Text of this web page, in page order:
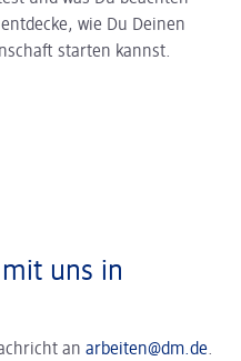
wie Du Deinen
starten kannst.
uns in
an arbeiten@dm.de.